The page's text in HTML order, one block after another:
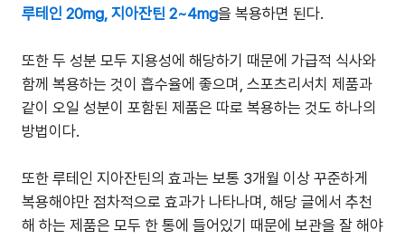
루테인 20mg, 지아잔틴 2~4mg을 복용하면 된다.
또한 두 성분 모두 지용성에 해당하기 때문에 가급적 식사와
함께 복용하는 것이 흡수율에 좋으며, 스포츠리서치 제품과
같이 오일 성분이 포함된 제품은 따로 복용하는 것도 하나의
방법이다.
또한 루테인 지아잔틴의 효과는 보통 3개월 이상 꾸준하게
복용해야만 점차적으로 효과가 나타나며, 해당 글에서 추천
해 하는 제품은 모두 한 통에 들어있기 때문에 보관을 잘 해야